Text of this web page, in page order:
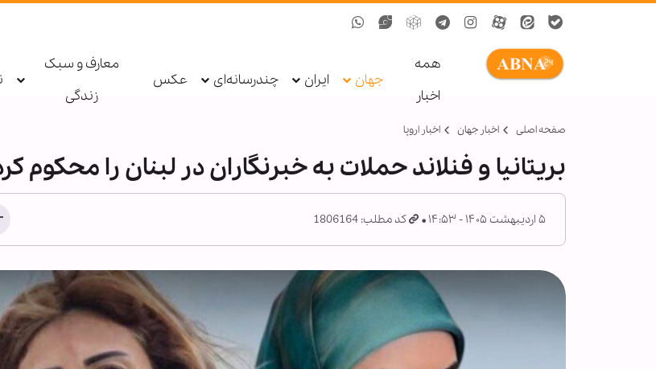
همه
اخبار
جهان ایران چندرسانه‌ای عکس
معارف و سبک
زندگی
صفحه اصلی اخبار جهان اخبار اروپا
بریتانیا و فنلاند حملات به خبرنگاران در لبنان را محکوم
۵ اردیبهشت ۱۴۰۵ - ۱۴:۵۳ کد مطلب: 1806164
پیمان با خدا؛
نشیب زندگی